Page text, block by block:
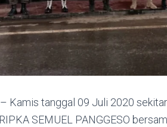
– Kamis tanggal 09 Juli 2020
SEMUEL PANGGESO